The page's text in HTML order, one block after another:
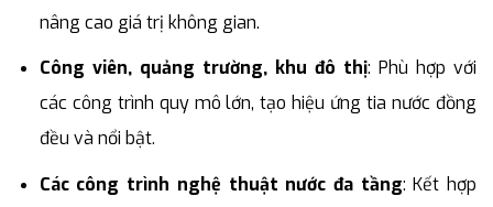
nâng cao giá trị không gian.
Công viên, quảng trường, khu đô thị: Phù hợp với
các công trình quy mô lớn, tạo hiệu ứng tia nước đồng
đều và nổi bật.
Các công trình nghệ thuật nước đa tầng: Kết hợp